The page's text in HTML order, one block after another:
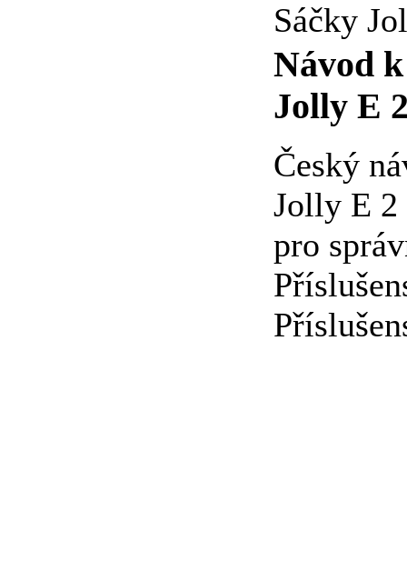
Sáčky
Návod
Jolly E
Český
Jolly E 2
pro